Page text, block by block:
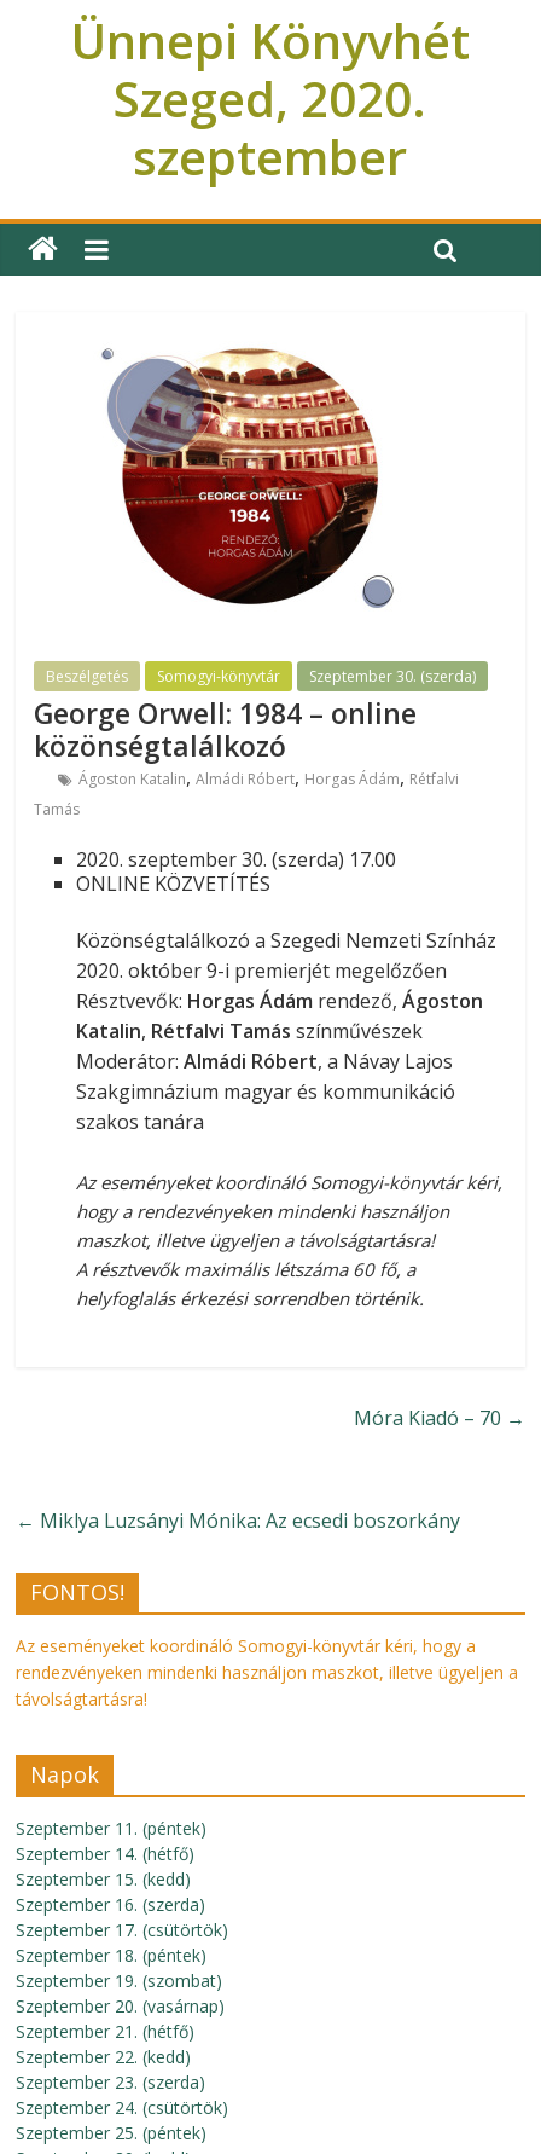
Ünnepi Könyvhét
Szeged, 2020.
szeptember
Beszélgetés Somogyi-könyvtár Szeptember 30. (szerda)
George Orwell: 1984 – online
közönségtalálkozó
Ágoston Katalin,Almádi Róbert, Horgas Ádám, Rétfalvi
Tamás
2020. szeptember 30. (szerda) 17.00
ONLINE KÖZVETÍTÉS
Közönségtalálkozó a Szegedi Nemzeti Színház
2020. október 9-i premierjét megelőzően
Résztvevők: Horgas Ádám rendező,Ágoston
Katalin, Rétfalvi Tamás színművészek
Moderátor:Almádi Róbert, a Návay Lajos
Szakgimnázium magyar és kommunikáció
szakos tanára
Az eseményeket koordináló Somogyi-könyvtár kéri,
hogy a rendezvényeken mindenki használjon
maszkot, illetve ügyeljen a távolságtartásra!
A résztvevők maximális létszáma 60 fő, a
helyfoglalás érkezési sorrendben történik.
Móra Kiadó – 70 →
← Miklya Luzsányi Mónika: Az ecsedi boszorkány
FONTOS!
Az eseményeket koordináló Somogyi-könyvtár kéri, hogy a
rendezvényeken mindenki használjon maszkot, illetve ügyeljen a
távolságtartásra!
Napok
Szeptember 11. (péntek)
Szeptember 14. (hétfő)
Szeptember 15. (kedd)
Szeptember 16. (szerda)
Szeptember 17. (csütörtök)
Szeptember 18. (péntek)
Szeptember 19. (szombat)
Szeptember 20. (vasárnap)
Szeptember 21. (hétfő)
Szeptember 22. (kedd)
Szeptember 23. (szerda)
Szeptember 24. (csütörtök)
Szeptember 25. (péntek)